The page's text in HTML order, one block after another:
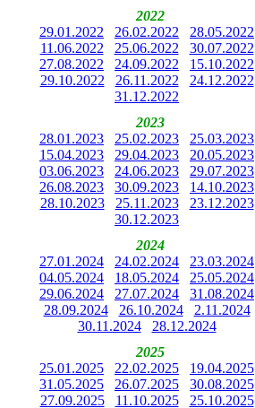
2022
29.01.2022
26.02.2022
28.05.2022
11.06.2022
25.06.2022
30.07.2022
27.08.2022
24.09.2022
15.10.2022
29.10.2022
26.11.2022
24.12.2022
31.12.2022
2023
28.01.2023
25.02.2023
25.03.2023
15.04.2023
29.04.2023
20.05.2023
03.06.2023
24.06.2023
29.07.2023
26.08.2023
30.09.2023
14.10.2023
28.10.2023
25.11.2023
23.12.2023
30.12.2023
2024
27.01.2024
24.02.2024
23.03.2024
04.05.2024
18.05.2024
25.05.2024
29.06.2024
27.07.2024
31.08.2024
28.09.2024
26.10.2024
2.11.2024
30.11.2024
28.12.2024
2025
25.01.2025
22.02.2025
19.04.2025
31.05.2025
26.07.2025
30.08.2025
27.09.2025
11.10.2025 25.10.2025